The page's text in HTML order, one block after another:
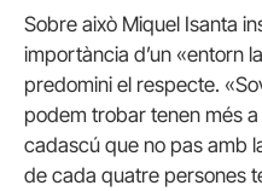
Sobre això Miquel Isanta
importància d’un «entorn
predomini el respecte.
podem trobar tenen més
cadascú que no pas amb
de cada quatre persones